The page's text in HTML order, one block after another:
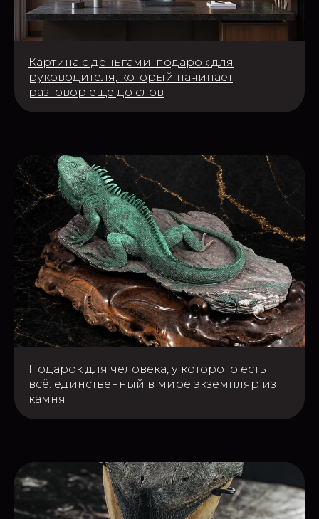
Картина с деньгами: подарок для
руководителя, который начинает
разговор ещё до слов
Подарок для человека, у которого есть
всё: единственный в мире экземпляр из
камня